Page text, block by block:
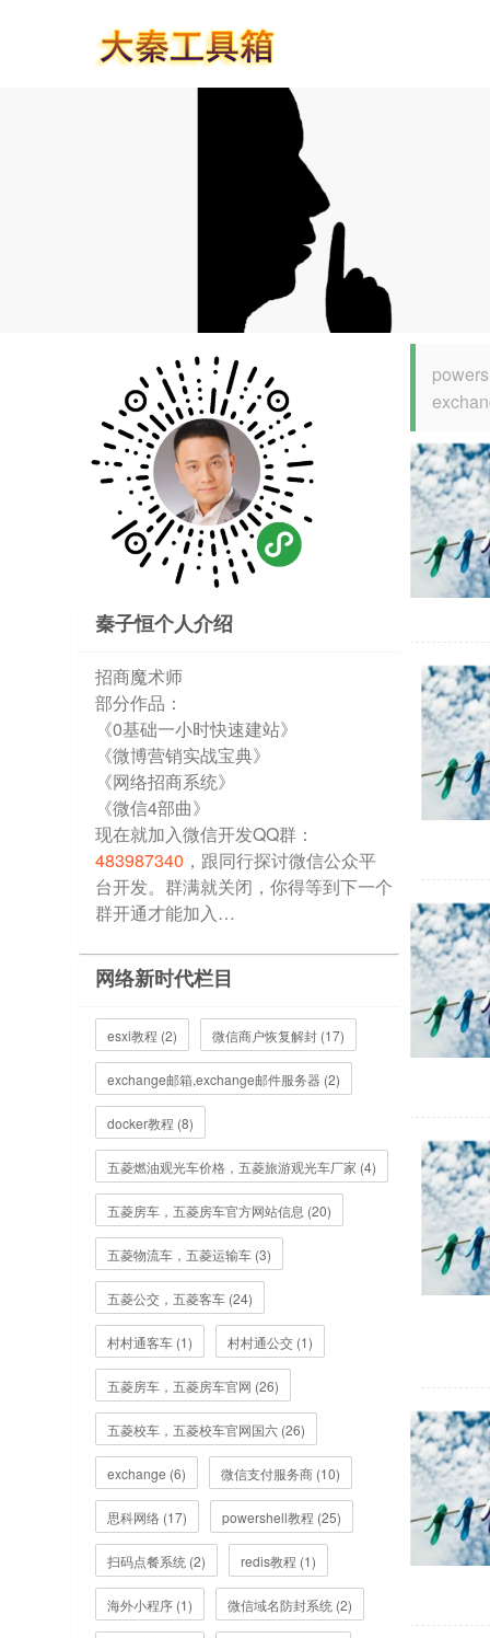
秦子恒个人介绍
招商魔术师
部分作品：
《0基础一小时快速建站》
《微博营销实战宝典》
《网络招商系统》
《微信4部曲》
现在就加入微信开发QQ群：
483987340 ，跟同行探讨微信公众平
台开发。群满就关闭，你得等到下一个
群开通才能加入…
网络新时代栏目
esxi教程 (2) 微信商户恢复解封 (17)
exchange邮箱,exchange邮件服务器 (2)
docker教程 (8)
五菱燃油观光车价格，五菱旅游观光车厂家 (4)
五菱房车，五菱房车官方网站信息 (20)
五菱物流车，五菱运输车 (3)
五菱公交，五菱客车 (24)
村村通客车 (1) 村村通公交 (1)
五菱房车，五菱房车官网 (26)
五菱校车，五菱校车官网国六 (26)
exchange (6) 微信支付服务商 (10)
思科网络 (17) powershell教程 (25)
扫码点餐系统 (2) redis教程 (1)
海外小程序 (1) 微信域名防封系统 (2)